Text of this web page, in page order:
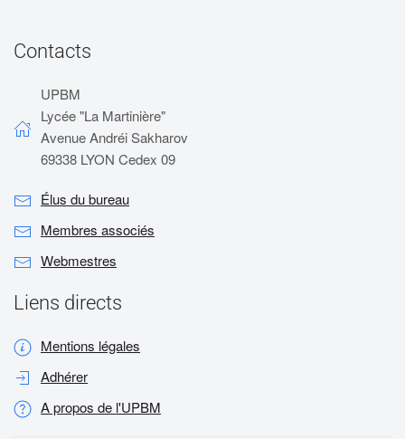
Contacts
UPBM
Lycée "La Martinière"
Avenue Andréi Sakharov
69338 LYON Cedex 09
Élus du bureau
Membres associés
Webmestres
Liens directs
Mentions légales
Adhérer
A propos de l'UPBM